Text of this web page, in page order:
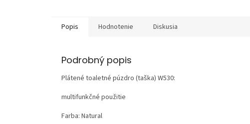
Popis Hodnotenie Diskusia
Podrobný popis
Plátené toaletné púzdro (taška) W530:
multifunkčné použitie
Farba: Natural